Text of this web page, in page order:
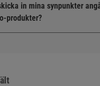
in mina synpunkter
produkter?